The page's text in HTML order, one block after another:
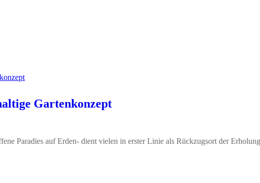
Gartenkonzept
Paradies auf Erden- dient vielen in erster Linie als Rückzugsort der